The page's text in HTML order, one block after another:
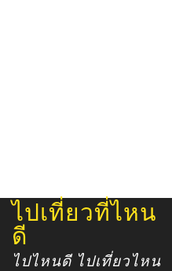
Skip
content
ไปเที่ยวที่ไหน
ดี
ไปไหนดี ไปเที่ยวไหน